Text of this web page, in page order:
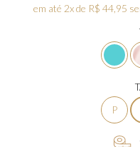
em até 2x de R$ 44,95
P